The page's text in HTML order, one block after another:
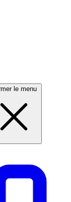
le menu